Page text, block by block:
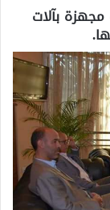
مجهزة بآلات